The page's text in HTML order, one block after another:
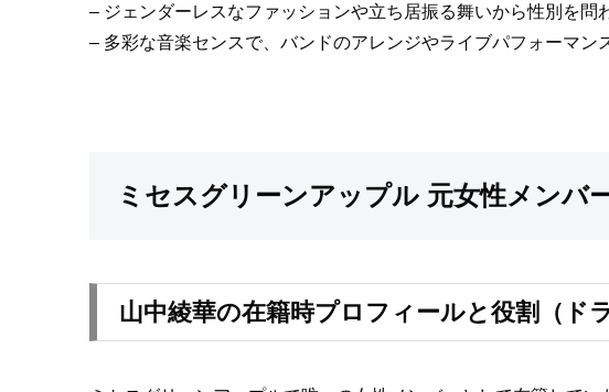
– ジェンダーレスなファッションや立ち居振る舞いから性別を
– 多彩な音楽センスで、バンドのアレンジやライブパフォーマン
ミセスグリーンアップル 元女性メンバ
山中綾華の在籍時プロフィールと役割（ド